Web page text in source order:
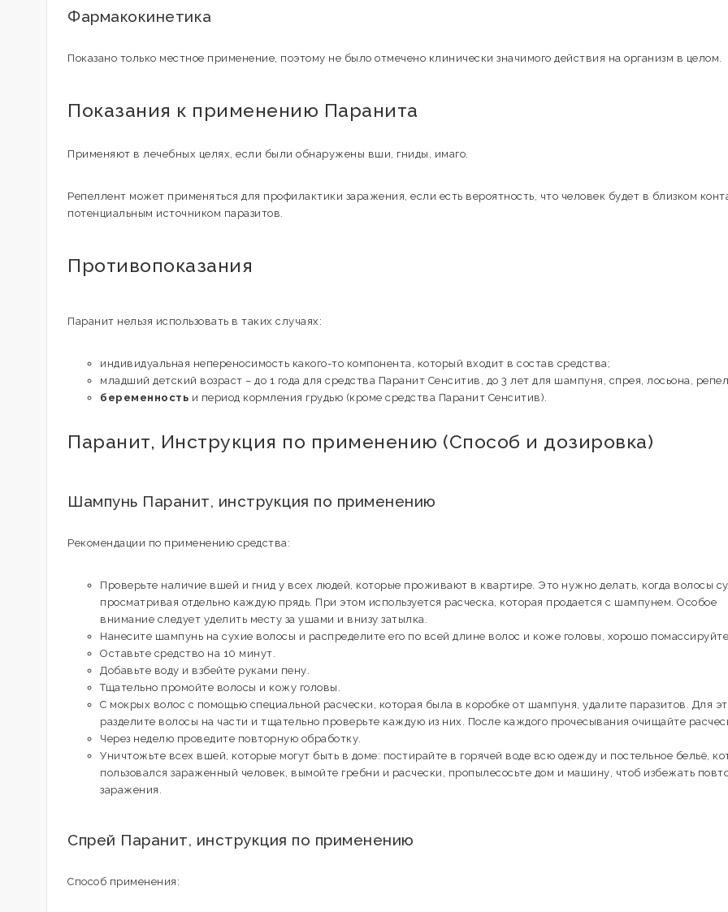
Фармакокинетика
Показано только местное применение, поэтому не было отмечено клинически значимого действия на организм в целом.
Показания к применению Паранита
Применяют в лечебных целях, если были обнаружены вши, гниды, имаго.
Репеллент может применяться для профилактики заражения, если есть вероятность, что человек будет в близком
потенциальным источником паразитов.
Противопоказания
Паранит нельзя использовать в таких случаях:
индивидуальная непереносимость какого-то компонента, который входит в состав средства;
младший детский возраст – до 1 года для средства Паранит Сенситив, до 3 лет для шампуня, спрея, лосьона,
беременность и период кормления грудью (кроме средства Паранит Сенситив).
Паранит, Инструкция по применению (Способ и дозировка)
Шампунь Паранит, инструкция по применению
Рекомендации по применению средства:
Проверьте наличие вшей и гнид у всех людей, которые проживают в квартире. Это нужно делать, когда волосы
просматривая отдельно каждую прядь. При этом используется расческа, которая продается с шампунем. Особое
внимание следует уделить месту за ушами и внизу затылка.
Нанесите шампунь на сухие волосы и распределите его по всей длине волос и коже головы, хорошо
Оставьте средство на 10 минут.
Добавьте воду и взбейте руками пену.
Тщательно промойте волосы и кожу головы.
С мокрых волос с помощью специальной расчески, которая была в коробке от шампуня, удалите паразитов. Для
разделите волосы на части и тщательно проверьте каждую из них. После каждого прочесывания очищайте
Через неделю проведите повторную обработку.
Уничтожьте всех вшей, которые могут быть в доме: постирайте в горячей воде всю одежду и постельное бельё,
пользовался зараженный человек, вымойте гребни и расчески, пропылесосьте дом и машину, чтоб избежать
заражения.
Спрей Паранит, инструкция по применению
Способ применения: